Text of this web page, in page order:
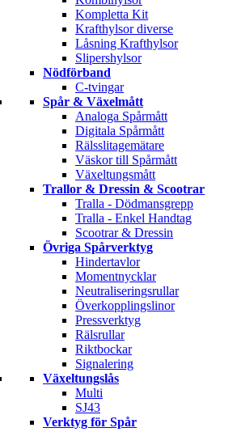
Kompletta Kit
Krafthylsor diverse
Låsning Krafthylsor
Slipershylsor
Nödförband
C-tvingar
Spår & Växelmått
Analoga Spårmått
Digitala Spårmått
Rälsslitagemätare
Väskor till Spårmått
Växeltungsmått
Trallor & Dressin & Scootrar
Tralla - Dödmansgrepp
Tralla - Enkel Handtag
Scootrar & Dressin
Övriga Spårverktyg
Hindertavlor
Momentnycklar
Neutraliseringsrullar
Överkopplingslinor
Pressverktyg
Rälsrullar
Riktbockar
Signalering
Växeltungslås
Multi
SJ43
Verktyg för Spår